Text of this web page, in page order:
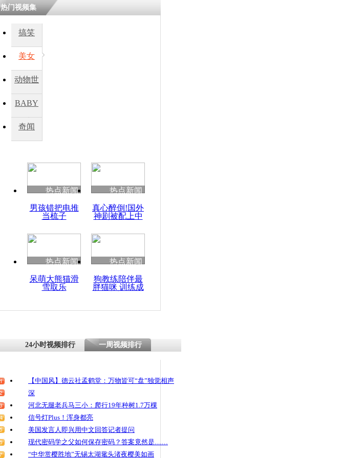
热门视频集
搞笑
美女
动物世
BABY
秀
奇闻
热点新闻
男孩错把电推
当梳子
热点新闻
真心醉倒!国外
神剧被配上中
热点新闻
呆萌大熊猫滑
雪取乐
热点新闻
狗教练陪伴最
胖猫咪 训练成
24小时视频排行 一周视频排行
【中国风】德云社孟鹤堂：万物皆可“盘”独觉相声
深
河北无腿老兵马三小：爬行19年种树1.7万棵
信号灯Plus！浑身都亮
美国发言人即兴用中文回答记者提问
现代密码学之父如何保存密码？答案竟然是……
“中华赏樱胜地”无锡太湖鼋头渚夜樱美如画